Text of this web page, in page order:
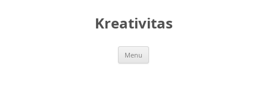
Kreativitas
Menu